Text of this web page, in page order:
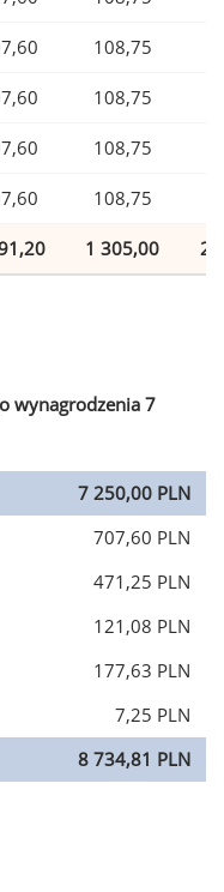
108,75
108,75
108,75
108,75
1 305,00 2
wynagrodzenia 7
7 250,00 PLN
707,60 PLN
471,25 PLN
121,08 PLN
177,63 PLN
7,25 PLN
8 734,81 PLN